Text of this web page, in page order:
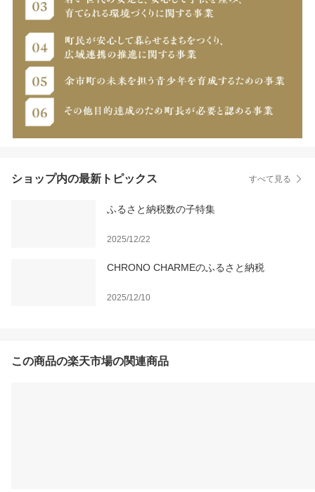
ショップ内の最新トピックス すべて見る
ふるさと納税数の子特集
2025/12/22
CHRONO CHARMEのふるさと納税
2025/12/10
この商品の楽天市場の関連商品